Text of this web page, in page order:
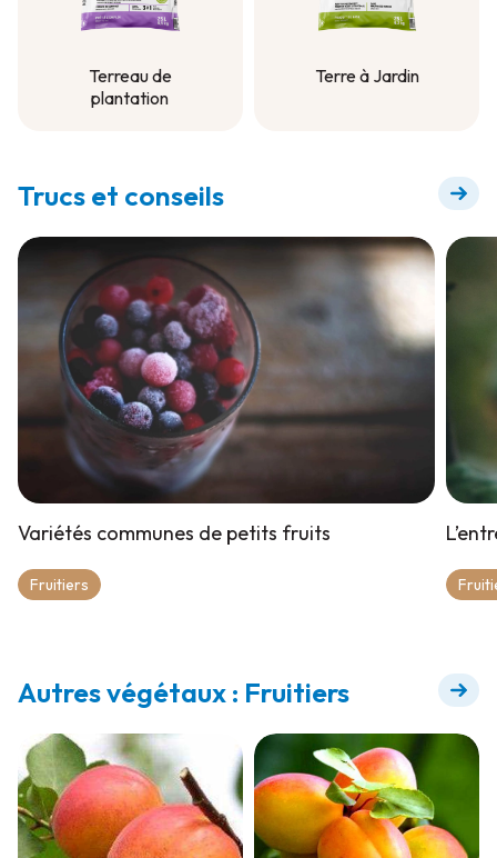
Terreau de
plantation
Terre à Jardin
Trucs et conseils
Variétés communes de petits fruits
Fruitiers
Autres végétaux : Fruitiers